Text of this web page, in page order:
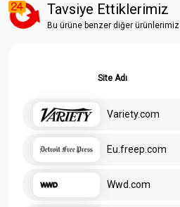
Tavsiye Ettiklerimiz
Bu ürüne benzer diğer ürünlerimiz
Site Adı
Variety.com
Eu.freep.com
Wwd.com